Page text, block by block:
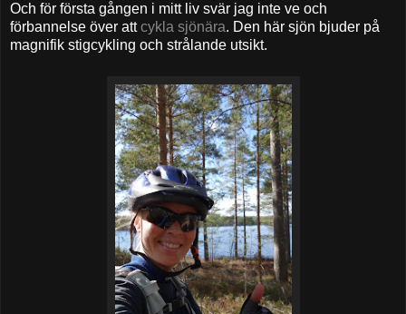
Och för första gången i mitt liv svär jag inte ve och
förbannelse över attcykla sjönära. Den här sjön bjuder på
magnifik stigcykling och strålande utsikt.